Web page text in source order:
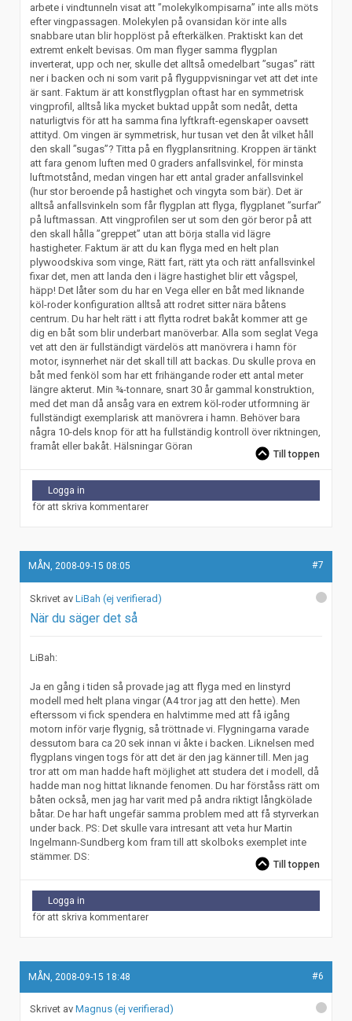
arbete i vindtunneln visat att ”molekylkompisarna” inte alls möts
efter vingpassagen. Molekylen på ovansidan kör inte alls
snabbare utan blir hopplöst på efterkälken. Praktiskt kan det
extremt enkelt bevisas. Om man flyger samma flygplan
inverterat, upp och ner, skulle det alltså omedelbart ”sugas” rätt
ner i backen och ni som varit på flyguppvisningar vet att det inte
är sant. Faktum är att konstflygplan oftast har en symmetrisk
vingprofil, alltså lika mycket buktad uppåt som nedåt, detta
naturligtvis för att ha samma fina lyftkraft-egenskaper oavsett
attityd. Om vingen är symmetrisk, hur tusan vet den åt vilket håll
den skall ”sugas”? Titta på en flygplansritning. Kroppen är tänkt
att fara genom luften med 0 graders anfallsvinkel, för minsta
luftmotstånd, medan vingen har ett antal grader anfallsvinkel
(hur stor beroende på hastighet och vingyta som bär). Det är
alltså anfallsvinkeln som får flygplan att flyga, flygplanet ”surfar”
på luftmassan. Att vingprofilen ser ut som den gör beror på att
den skall hålla ”greppet” utan att börja stalla vid lägre
hastigheter. Faktum är att du kan flyga med en helt plan
plywoodskiva som vinge, Rätt fart, rätt yta och rätt anfallsvinkel
fixar det, men att landa den i lägre hastighet blir ett vågspel,
häpp! Det låter som du har en Vega eller en båt med liknande
köl-roder konfiguration alltså att rodret sitter nära båtens
centrum. Du har helt rätt i att flytta rodret bakåt kommer att ge
dig en båt som blir underbart manöverbar. Alla som seglat Vega
vet att den är fullständigt värdelös att manövrera i hamn för
motor, isynnerhet när det skall till att backas. Du skulle prova en
båt med fenköl som har ett frihängande roder ett antal meter
längre akterut. Min ¾-tonnare, snart 30 år gammal konstruktion,
med det man då ansåg vara en extrem köl-roder utformning är
fullständigt exemplarisk att manövrera i hamn. Behöver bara
några 10-dels knop för att ha fullständig kontroll över riktningen,
framåt eller bakåt. Hälsningar Göran
Till toppen
Logga in
för att skriva kommentarer
MÅN, 2008-09-15 08:05 #7
LiBah (ej verifierad)
När du säger det så
LiBah:
Ja en gång i tiden så provade jag att flyga med en linstyrd
modell med helt plana vingar (A4 tror jag att den hette). Men
efterssom vi fick spendera en halvtimme med att få igång
motorn inför varje flygnig, så tröttnade vi. Flygningarna varade
dessutom bara ca 20 sek innan vi åkte i backen. Liknelsen med
flygplans vingen togs för att det är den jag känner till. Men jag
tror att om man hadde haft möjlighet att studera det i modell, då
hadde man nog hittat liknande fenomen. Du har förståss rätt om
båten också, men jag har varit med på andra riktigt långkölade
båtar. De har haft ungefär samma problem med att få styrverkan
under back. PS: Det skulle vara intresant att veta hur Martin
Ingelmann-Sundberg kom fram till att skolboks exemplet inte
stämmer. DS:
Till toppen
Logga in
för att skriva kommentarer
MÅN, 2008-09-15 18:48 #6
Magnus (ej verifierad)